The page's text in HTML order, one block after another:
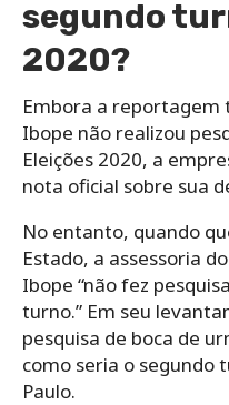
segundo
2020?
Embora a reportagem
Ibope não realizou
Eleições 2020, a
nota oficial sobre sua
No entanto, quando
Estado, a assessoria
Ibope “não fez
turno.” Em seu
pesquisa de boca de
como seria o segundo
Paulo.